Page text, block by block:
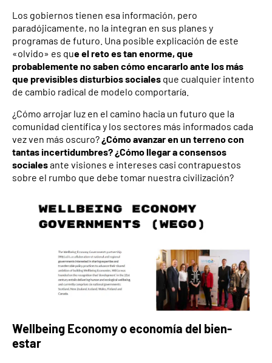
Los gobiernos tienen esa información, pero
paradójicamente, no la integran en sus planes y
programas de futuro. Una posible explicación de este
«olvido» es que el reto es tan enorme, que
probablemente no saben cómo encararlo ante los más
que previsibles disturbios sociales que cualquier intento
de cambio radical de modelo comportaría.
¿Cómo arrojar luz en el camino hacia un futuro que la
comunidad científica y los sectores más informados cada
vez ven más oscuro? ¿Cómo avanzar en un terreno con
tantas incertidumbres? ¿Cómo llegar a consensos
socialesante visiones e intereses casi contrapuestos
sobre el rumbo que debe tomar nuestra civilización?
Wellbeing Economyo economía del bien-
estar